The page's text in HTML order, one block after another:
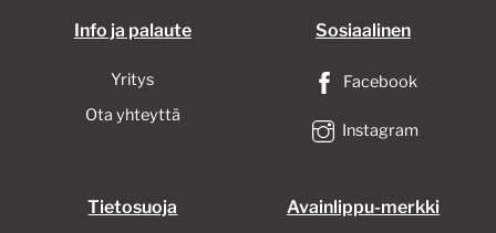
Info ja palaute
Yritys
Ota yhteyttä
Sosiaalinen
Facebook
Instagram
Tietosuoja Avainlippu-merkki